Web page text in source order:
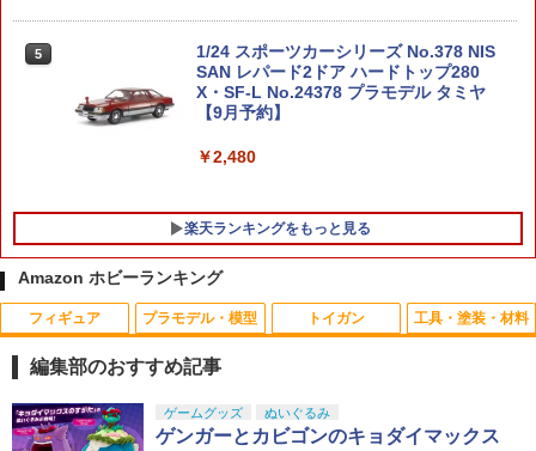
5
1/24 スポーツカーシリーズ No.378 NIS
SAN レパード2ドア ハードトップ280
X・SF-L No.24378 プラモデル タミヤ
【9月予約】
￥2,480
楽天ランキングをもっと見る
1
ねんどろいど 鏡音レン 2.0 「サイリウム
＋持ち手（右手）」付き
1
PEW Tactical AXLスタイル バッテリー
エニウェアー
1
タミヤ VGスラストベアリンググリス TR
Fシリーズ【42130】 ラジコンパーツ
Amazon ホビーランキング
フィギュア
1
TAMASHII NATIONS S.H.フィギュアー
ツ（真骨彫製法） 仮面ライダーBLACK
プラモデル・模型
1
BANDAI SPIRITS(バンダイ スピリッツ)
30MS SIS-J00 メルンジャ[カラーA] 色
トイガン
1
東京マルイ(TOKYO MARUI) No.25 コル
ト ガバメント HG 18歳以上エアーHOP
工具・塗装・材料
1
LOCTITE(ロックタイト) シールはがし
プレミアム 220ml
編集部のおすすめ記事
ゲームグッズ ぬいぐるみ
ゲンガーとカビゴンのキョダイマックス